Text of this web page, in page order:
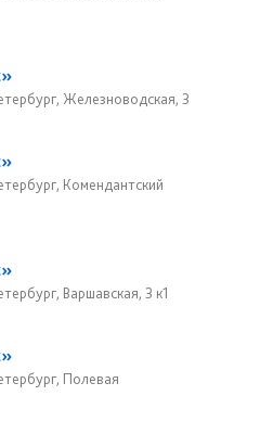
Железноводская, 3
Комендантский
Варшавская, 3 к1
Полевая